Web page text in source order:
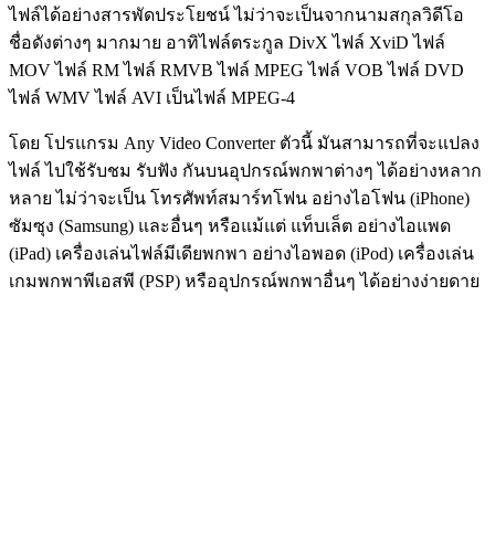
ไฟล์ได้อย่างสารพัดประโยชน์ ไม่ว่าจะเป็นจากนามสกุลวิดีโอ
ชื่อดังต่างๆ มากมาย อาทิไฟล์ตระกูล DivX ไฟล์ XviD ไฟล์
MOV ไฟล์ RM ไฟล์ RMVB ไฟล์ MPEG ไฟล์ VOB ไฟล์ DVD
ไฟล์ WMV ไฟล์ AVI เป็นไฟล์ MPEG-4
โดย โปรแกรม Any Video Converter ตัวนี้ มันสามารถที่จะแปลง
ไฟล์ ไปใช้รับชม รับฟัง กันบนอุปกรณ์พกพาต่างๆ ได้อย่างหลาก
หลาย ไม่ว่าจะเป็น โทรศัพท์สมาร์ทโฟน อย่างไอโฟน (iPhone)
ซัมซุง (Samsung) และอื่นๆ หรือแม้แต่ แท็บเล็ต อย่างไอแพด
(iPad) เครื่องเล่นไฟล์มีเดียพกพา อย่างไอพอด (iPod) เครื่องเล่น
เกมพกพาพีเอสพี (PSP) หรืออุปกรณ์พกพาอื่นๆ ได้อย่างง่ายดาย